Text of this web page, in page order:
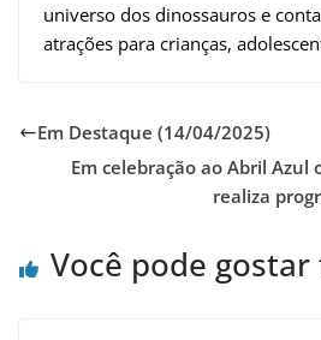
universo dos dinossauros e
atrações para crianças,
Em Destaque (14/04/2025)
Em celebração ao Abril Azul
realiza
Você pode